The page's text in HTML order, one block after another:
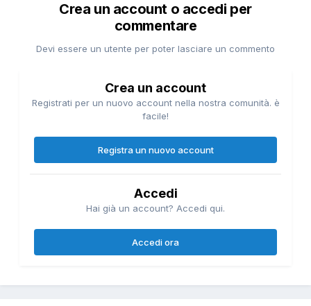
Crea un account o accedi per
commentare
Devi essere un utente per poter lasciare un commento
Crea un account
Registrati per un nuovo account nella nostra comunità. è
facile!
Registra un nuovo account
Accedi
Hai già un account? Accedi qui.
Accedi ora